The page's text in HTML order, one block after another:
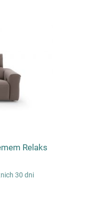
Relaks
30 dni